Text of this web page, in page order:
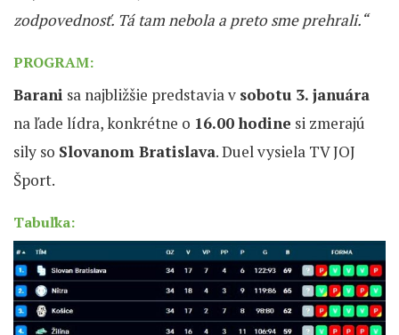
zodpovednosť. Tá tam nebola a preto sme prehrali.“
PROGRAM:
Barani sa najbližšie predstavia v sobotu 3. januára
na ľade lídra, konkrétne o 16.00 hodine si zmerajú
sily so Slovanom Bratislava. Duel vysiela TV JOJ
Šport.
Tabuľka: